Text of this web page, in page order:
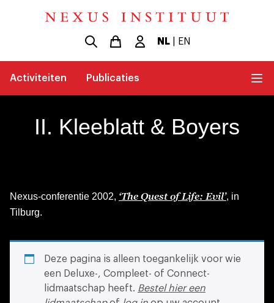
NL| EN
Activiteiten Publicaties
II. Kleeblatt & Boyers
Nexus-conferentie 2002, ‘The Quest of Life: Evil’, in
Tilburg.
Deze pagina is alleen toegankelijk voor wie
een Deluxe-, Compleet- of Connect-
lidmaatschap heeft. Bestel hier een